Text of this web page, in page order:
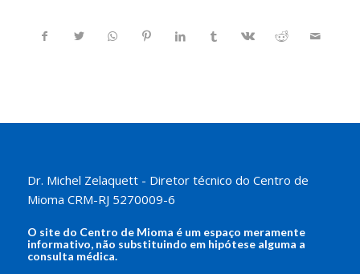
Dr. Michel Zelaquett - Diretor técnico do Centro de
Mioma CRM-RJ 5270009-6
O site do Centro de Mioma é um espaço meramente
informativo, não substituindo em hipótese alguma a
consulta médica.